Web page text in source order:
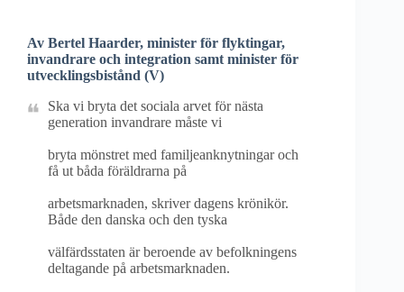
Av Bertel Haarder, minister för flyktingar,
invandrare och integration samt minister för
utvecklingsbistånd (V)
Ska vi bryta det sociala arvet för nästa
generation invandrare måste vi
bryta mönstret med familjeanknytningar och
få ut båda föräldrarna på
arbetsmarknaden, skriver dagens krönikör.
Både den danska och den tyska
välfärdsstaten är beroende av befolkningens
deltagande på arbetsmarknaden.